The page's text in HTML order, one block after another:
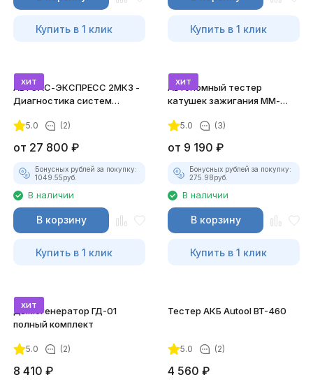
Купить в 1 клик Купить в 1 клик
хит
АВТОАС-ЭКСПРЕСС 2МК3 -
Диагностика систем
5.0 (2)
от 27 800 ₽
Бонусных рублей за покупку:
1049.55руб.
В наличии
В корзину
Купить в 1 клик
хит
Автономный тестер
катушек зажигания ММ-
комплект)
5.0 (3)
от 9 190 ₽
Бонусных рублей за покупку:
275.98руб.
В наличии
В корзину
Купить в 1 клик
хит
Дымогенератор ГД-01
полный комплект
5.0 (2)
8 410 ₽
Тестер АКБ Autool BT-460
5.0 (2)
4 560 ₽